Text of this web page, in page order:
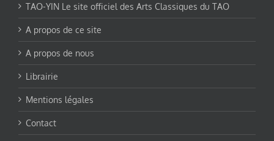
TAO-YIN Le site officiel des Arts Classiques du TAO
A propos de ce site
A propos de nous
Librairie
Mentions légales
Contact